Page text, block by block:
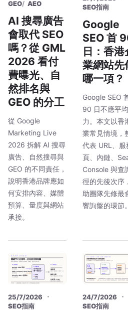
GEO
AEO
AI 搜尋廣告
會取代 SEO
嗎？從 GML
2026 看付
費曝光、自
然排名與
GEO 的分工
從 Google
Marketing Live
2026 拆解 AI 搜尋
廣告、自然搜尋與
GEO 的不同責任，
說明香港品牌應如
何安排內容、媒體
預算、量度與網站
承接。
SEO指南
Google
SEO 首
日：香港
業網站先
哪一項？
Google SEO
90 日不應平
力。本文以香
業常見情境，
代表 URL、服
頁、內鏈、
Console 與查
徑的先後次序
助團隊先修最
響詢盤的環節。
25/7/2026
SEO指南
24/7/2026
SEO指南